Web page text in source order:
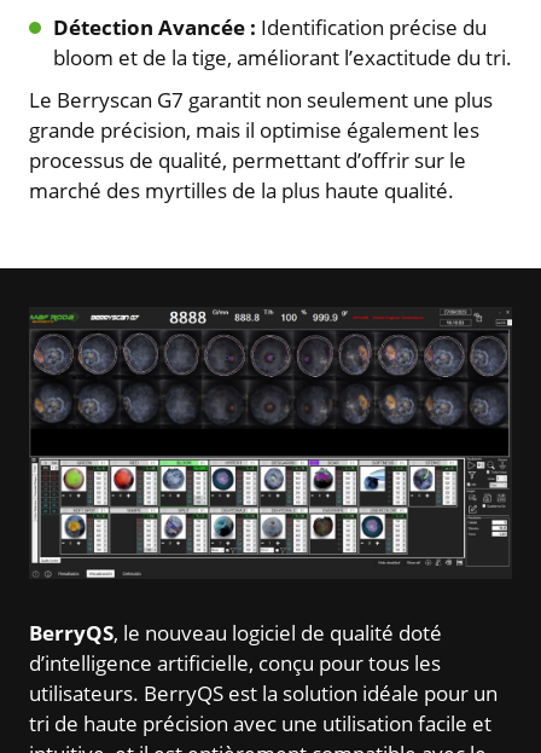
Détection Avancée : Identification précise du
bloom et de la tige, améliorant l’exactitude du tri.
Le Berryscan G7 garantit non seulement une plus
grande précision, mais il optimise également les
processus de qualité, permettant d’offrir sur le
marché des myrtilles de la plus haute qualité.
BerryQS, le nouveau logiciel de qualité doté
d’intelligence artificielle, conçu pour tous les
utilisateurs. BerryQS est la solution idéale pour un
tri de haute précision avec une utilisation facile et